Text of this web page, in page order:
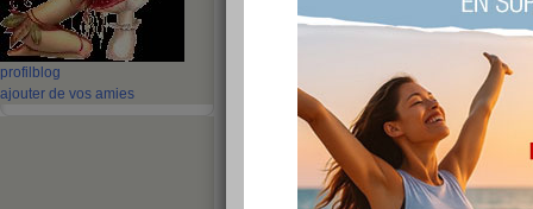
profil blog
ajouter de vos amies
‹ Préc. 1 2 3 4 5
COUCOU
publié le 16/10/2015 à 12:00